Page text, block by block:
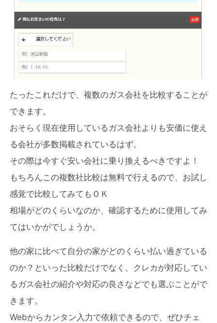
たったこれだけで、複数のガス会社を比較することが
できます。
おそらく現在使用しているガス会社よりも安価に使え
る会社が多数掲載されているはず。
その際は今すぐ安い会社に乗り換えるべきですよ！
もちろんこの複数社比較は無料で行えるので、お試し
感覚で比較してみてもＯＫ
相場がどのくらいなのか、確認するために使用してみ
てはいかがでしょうか。
他の家に比べて自分の家がどのくらい払い過ぎている
のか？といった比較だけでなく、クレカが対応してい
るガス会社の紹介や対応の良さなどでも選ぶことがで
きます。
Webからカンタン入力で依頼できるので、ぜひチェ